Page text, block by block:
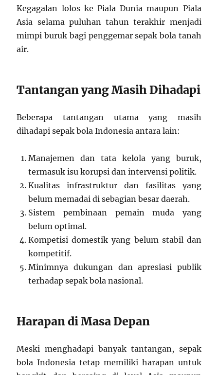
Kegagalan lolos ke Piala Dunia maupun Piala
Asia selama puluhan tahun terakhir menjadi
mimpi buruk bagi penggemar sepak bola tanah
air.
Tantangan yang Masih Dihadapi
Beberapa tantangan utama yang masih
dihadapi sepak bola Indonesia antara lain:
Manajemen dan tata kelola yang buruk,
termasuk isu korupsi dan intervensi politik.
Kualitas infrastruktur dan fasilitas yang
belum memadai di sebagian besar daerah.
Sistem pembinaan pemain muda yang
belum optimal.
Kompetisi domestik yang belum stabil dan
kompetitif.
Minimnya dukungan dan apresiasi publik
terhadap sepak bola nasional.
Harapan di Masa Depan
Meski menghadapi banyak tantangan, sepak
bola Indonesia tetap memiliki harapan untuk